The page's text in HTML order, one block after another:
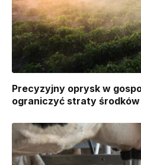
Precyzyjny oprysk w
ograniczyć straty